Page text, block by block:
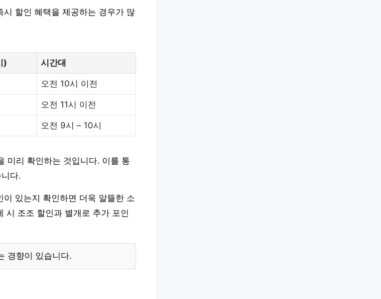
할인 혜택을 제공하는 경우가 많
) 시간대
오전 10시 이전
오전 11시 이전
오전 9시 – 10시
미리 확인하는 것입니다. 이를 통
다.
있는지 확인하면 더욱 알뜰한 소
시 조조 할인과 별개로 추가 포인
경향이 있습니다.